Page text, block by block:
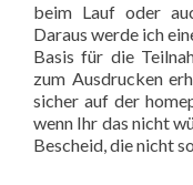
beim Lauf oder
Daraus werde ich
Basis für die
zum Ausdrucken
sicher auf der
wenn Ihr das nicht
Bescheid, die nicht